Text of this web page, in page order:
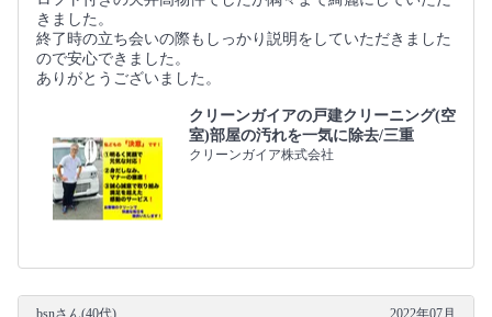
きました。
終了時の立ち会いの際もしっかり説明をしていただきました
ので安心できました。
ありがとうございました。
クリーンガイアの戸建クリーニング(空
室)部屋の汚れを一気に除去/三重
クリーンガイア株式会社
bsnさん(40代) 2022年07月